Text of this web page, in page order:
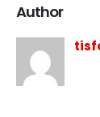
Author